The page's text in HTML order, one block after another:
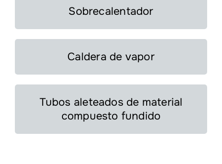
Sobrecalentador
Caldera de vapor
Tubos aleteados de material
compuesto fundido